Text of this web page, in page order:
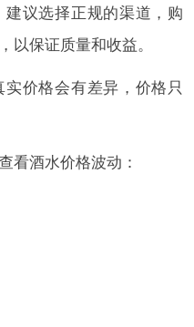
议选择正规的渠道，购
以保证质量和收益。
价格会有差异，价格只
看酒水价格波动：